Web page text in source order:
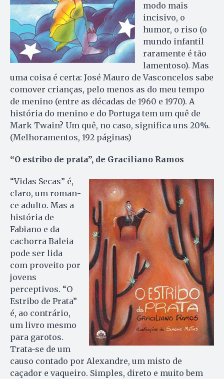
modo mais
incisivo, o
humor, o riso (o
mundo infantil
raramente é tão
lamentoso). Mas
uma coisa é certa: José Mauro de Vasconcelos sabe
comover crianças, pelo menos as do meu tempo
de menino (entre as décadas de 1960 e 1970). A
história do menino e do Portuga tem um quê de
Mark Twain? Um quê, no caso, significa uns 20%.
(Melhoramentos, 192 páginas)
“O estribo de prata”, de Graciliano Ramos
“Vidas Secas” é,
cla­ro, um roman­
ce adulto. Mas a
história de
Fabiano e da
cachorra Baleia
pode ser lida
com proveito por
jovens
perceptivos. “O
Estribo de Prata”
é, ao contrário,
um livro mesmo
para garotos.
Trata-se de um
causo contado por Alexandre, um misto de
caçador e vaqueiro. Simples, direto e muito bem